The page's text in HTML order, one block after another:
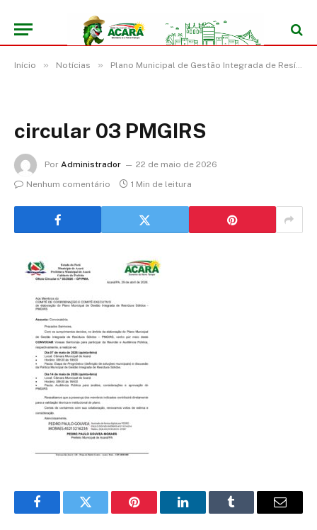
Início » Notícias » Plano Municipal de Gestão Integrada de Resíduos Sólidos (PMGIRS)
circular 03 PMGIRS
Por Administrador
22 de maio de 2026
Nenhum comentário
1 Min de leitura
FacebookTwitter Pinterest LinkedInTumblr
E-